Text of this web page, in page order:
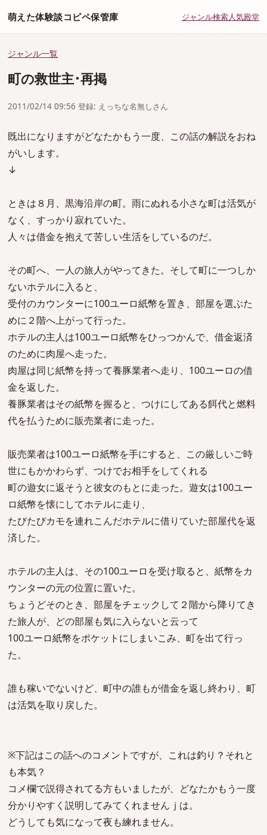
萌えた体験談コピペ保管庫 ジャンル検索人気殿堂
ジャンル一覧
町の救世主･再掲
2011/02/14 09:56 登録: えっちな名無しさん
既出になりますがどなたかもう一度、この話の解説をおね
がいします。
↓
ときは８月、黒海沿岸の町。雨にぬれる小さな町は活気が
なく、すっかり寂れていた。
人々は借金を抱えて苦しい生活をしているのだ。
その町へ、一人の旅人がやってきた。そして町に一つしか
ないホテルに入ると、
受付のカウンターに100ユーロ紙幣を置き、部屋を選ぶた
めに２階へ上がって行った。
ホテルの主人は100ユーロ紙幣をひっつかんで、借金返済
のために肉屋へ走った。
肉屋は同じ紙幣を持って養豚業者へ走り、100ユーロの借
金を返した。
養豚業者はその紙幣を握ると、つけにしてある餌代と燃料
代を払うために販売業者に走った。
販売業者は100ユーロ紙幣を手にすると、この厳しいご時
世にもかかわらず、つけでお相手をしてくれる
町の遊女に返そうと彼女のもとに走った。遊女は100ユー
ロ紙幣を懐にしてホテルに走り、
たびたびカモを連れこんだホテルに借りていた部屋代を返
済した。
ホテルの主人は、その100ユーロを受け取ると、紙幣をカ
ウンターの元の位置に置いた。
ちょうどそのとき、部屋をチェックして２階から降りてき
た旅人が、どの部屋も気に入らないと云って
100ユーロ紙幣をポケットにしまいこみ、町を出て行っ
た。
誰も稼いでないけど、町中の誰もが借金を返し終わり、町
は活気を取り戻した。
※下記はこの話へのコメントですが、これは釣り？それと
も本気？
コメ欄で説得されてる方もいましたが、どなたかもう一度
分かりやすく説明してみてくれませんｊは。
どうしても気になって夜も練れません。